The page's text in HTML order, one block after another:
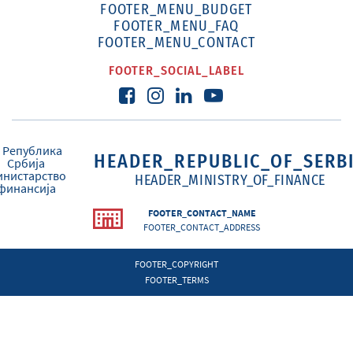
FOOTER_MENU_BUDGET
FOOTER_MENU_FAQ
FOOTER_MENU_CONTACT
FOOTER_SOCIAL_LABEL
HEADER_MINISTRY_OF_FINANCE
FOOTER_CONTACT_NAME
FOOTER_CONTACT_ADDRESS
FOOTER_COPYRIGHT
FOOTER_TERMS